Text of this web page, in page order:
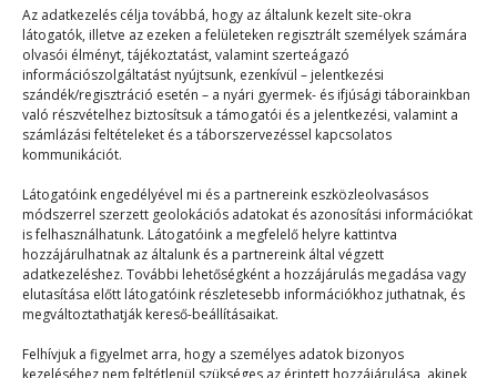
Az adatkezelés célja továbbá, hogy az általunk kezelt site-okra
látogatók, illetve az ezeken a felületeken regisztrált személyek számára
olvasói élményt, tájékoztatást, valamint szerteágazó
információszolgáltatást nyújtsunk, ezenkívül – jelentkezési
szándék/regisztráció esetén – a nyári gyermek- és ifjúsági táborainkban
való részvételhez biztosítsuk a támogatói és a jelentkezési, valamint a
számlázási feltételeket és a táborszervezéssel kapcsolatos
kommunikációt.
Látogatóink engedélyével mi és a partnereink eszközleolvasásos
módszerrel szerzett geolokációs adatokat és azonosítási információkat
is felhasználhatunk. Látogatóink a megfelelő helyre kattintva
hozzájárulhatnak az általunk és a partnereink által végzett
adatkezeléshez. További lehetőségként a hozzájárulás megadása vagy
elutasítása előtt látogatóink részletesebb információkhoz juthatnak, és
megváltoztathatják kereső-beállításaikat.
Felhívjuk a figyelmet arra, hogy a személyes adatok bizonyos
kezeléséhez nem feltétlenül szükséges az érintett hozzájárulása, akinek
Okostelefonnal a kézben
Mix
2023. 03. 13.
Ha van szabad öt perce egy olyan embernek, akinek
okostelefon vagy tablet van a közelében,…
© 2023–2026